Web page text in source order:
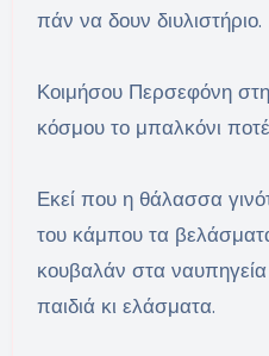
πάν να δουν διυλιστήριο.
Κοιμήσου Περσεφόνη
κόσμου το μπαλκόνι
Εκεί που η θάλασσα
του κάμπου τα
κουβαλάν στα ναυπηγεία
παιδιά κι ελάσματα.